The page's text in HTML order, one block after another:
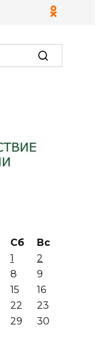
Сб
Вс
1
2
8
9
15
16
22
23
29
30